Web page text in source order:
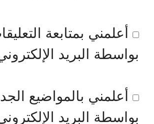
أعلمني بمتابعة
بواسطة البريد
أعلمني بالمواضيع
بواسطة البريد